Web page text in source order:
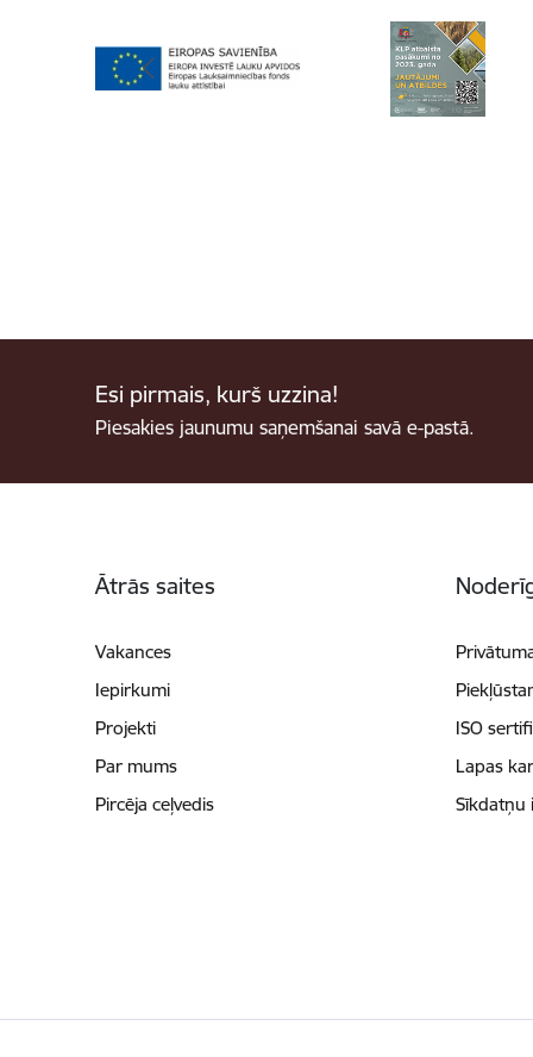
Esi pirmais, kurš uzzina!
Piesakies jaunumu saņemšanai savā e-pastā.
Ātrās saites
Vakances
Iepirkumi
Projekti
Par mums
Pircēja ceļvedis
ISO
Lapas
Sīkdatņu